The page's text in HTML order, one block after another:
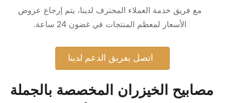
مع فريق خدمة العملاء المحترف لدينا، يتم إرجاع عروض
الأسعار لمعظم المنتجات في غضون 24 ساعة.
اتصل بفريق الدعم لدينا
مصابيح الخيزران المخصصة بالجملة